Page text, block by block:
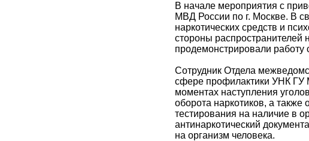
В начале мероприятия с
МВД России по г. Москве. В
наркотических средств и
стороны распространителей
продемонстрировали работу
Сотрудник Отдела
сфере профилактики УНК ГУ
моментах наступления
оборота наркотиков, а
тестирования на наличие в
антинаркотический
на организм человека.